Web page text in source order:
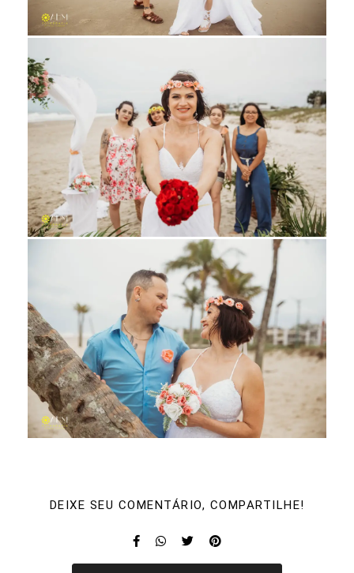
DEIXE SEU COMENTÁRIO, COMPARTILHE!